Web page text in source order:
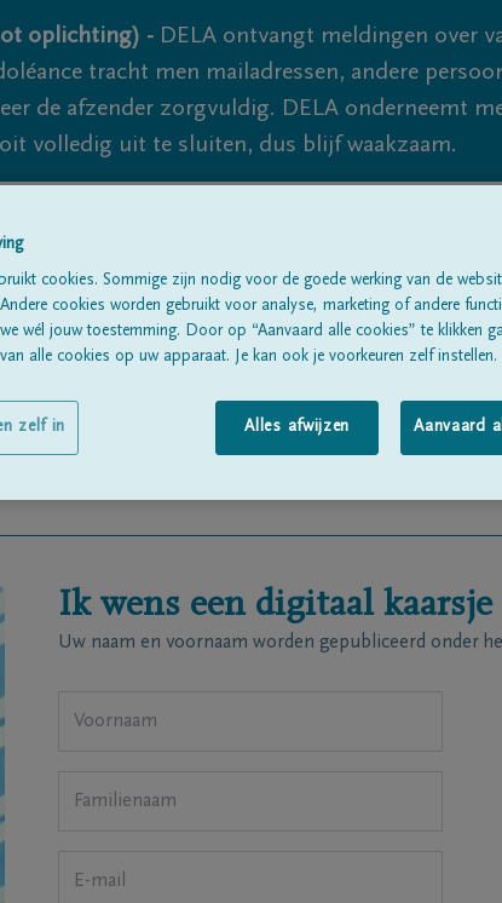
oplichting) - DELA ontvangt meldingen over
tracht men mailadressen, andere
de afzender zorgvuldig. DELA onderneemt
volledig uit te sluiten, dus blijf waakzaam.
Ik wens een digitaal
Uw naam en voornaam worden gepubliceerd onder
cookies. Sommige zijn nodig voor de goede werking van de
cookies worden gebruikt voor analyse, marketing of andere
wél jouw toestemming. Door op “Aanvaard alle cookies” te klikken
alle cookies op uw apparaat. Je kan ook je voorkeuren zelf instellen.
Alles afwijzen Aanvaard
zelf in